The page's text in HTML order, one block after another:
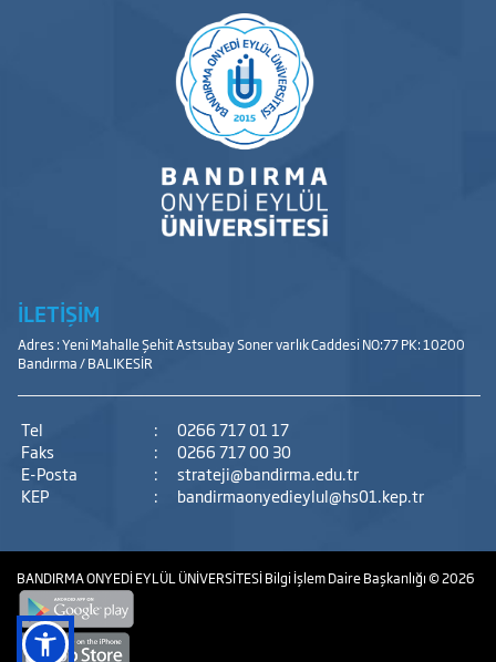
İLETİŞİM
Adres : Yeni Mahalle Şehit Astsubay Soner varlık Caddesi NO:77 PK: 10200
Bandırma / BALIKESİR
Tel :
0266 717 01 17
Faks
:
0266 717 00 30
E-Posta
:
strateji@bandirma.edu.tr
KEP
: bandirmaonyedieylul@hs01.kep.tr
BANDIRMA ONYEDİ EYLÜL ÜNİVERSİTESİBilgi İşlem Daire Başkanlığı© 2026